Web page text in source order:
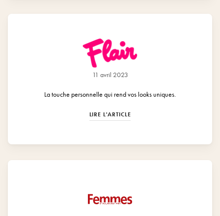
11 avril 2023
La touche personnelle qui rend vos looks uniques.
LIRE L'ARTICLE